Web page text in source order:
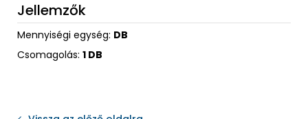
Jellemzők
Mennyiségi egység: DB
Csomagolás: 1 DB